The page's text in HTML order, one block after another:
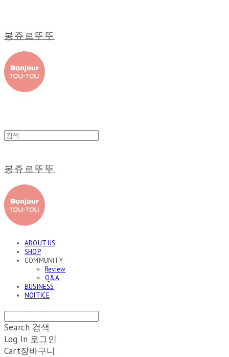
봉쥬르뚜뚜
봉쥬르뚜뚜
ABOUT US
SHOP
COMMUNITY
Review
Q&A
BUSINESS
NOITICE
Search 검색
Log In 로그인
Cart장바구니